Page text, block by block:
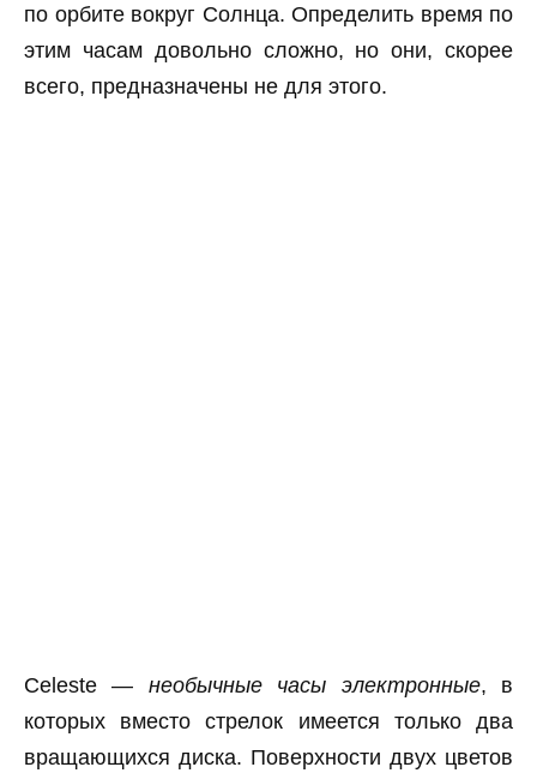
по орбите вокруг Солнца. Определить время по
этим часам довольно сложно, но они, скорее
всего, предназначены не для этого.
Celeste — необычные часы электронные, в
которых вместо стрелок имеется только два
вращающихся диска. Поверхности двух цветов